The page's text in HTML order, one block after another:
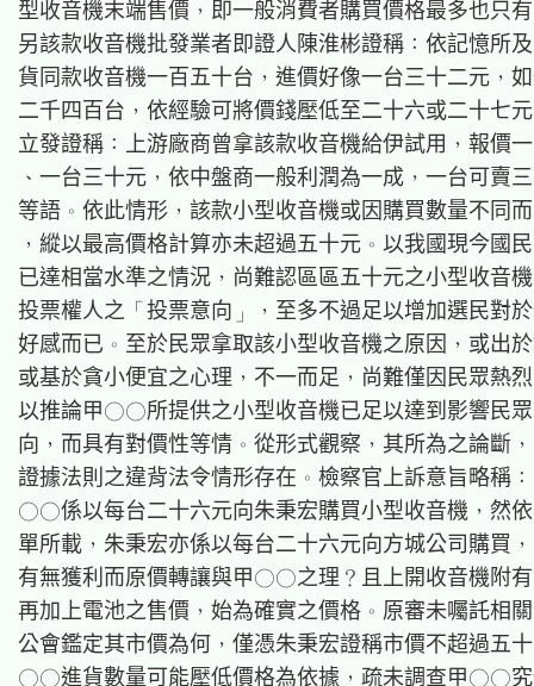
型收音機末端售價，即一般消費者購買價格最多也只
另該款收音機批發業者即證人陳淮彬證稱：依記憶所
貨同款收音機一百五十台，進價好像一台三十二元，
二千四百台，依經驗可將價錢壓低至二十六或二十七
立發證稱：上游廠商曾拿該款收音機給伊試用，報價
、一台三十元，依中盤商一般利潤為一成，一台可賣
等語。依此情形，該款小型收音機或因購買數量不同
，縱以最高價格計算亦未超過五十元。以我國現今國
已達相當水準之情況，尚難認區區五十元之小型收音
投票權人之「投票意向」，至多不過足以增加選民對
好感而已。至於民眾拿取該小型收音機之原因，或出
或基於貪小便宜之心理，不一而足，尚難僅因民眾熱
以推論甲○○所提供之小型收音機已足以達到影響民
向，而具有對價性等情。從形式觀察，其所為之論斷
證據法則之違背法令情形存在。檢察官上訴意旨略稱
○○係以每台二十六元向朱秉宏購買小型收音機，然
單所載，朱秉宏亦係以每台二十六元向方城公司購買
有無獲利而原價轉讓與甲○○之理？且上開收音機附
再加上電池之售價，始為確實之價格。原審未囑託相
公會鑑定其市價為何，僅憑朱秉宏證稱市價不超過五
○○進貨數量可能壓低價格為依據，疏未調查甲○○究